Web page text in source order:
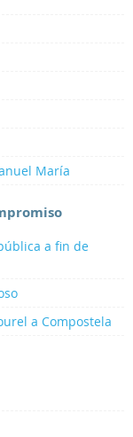
María
a fin de
a Compostela